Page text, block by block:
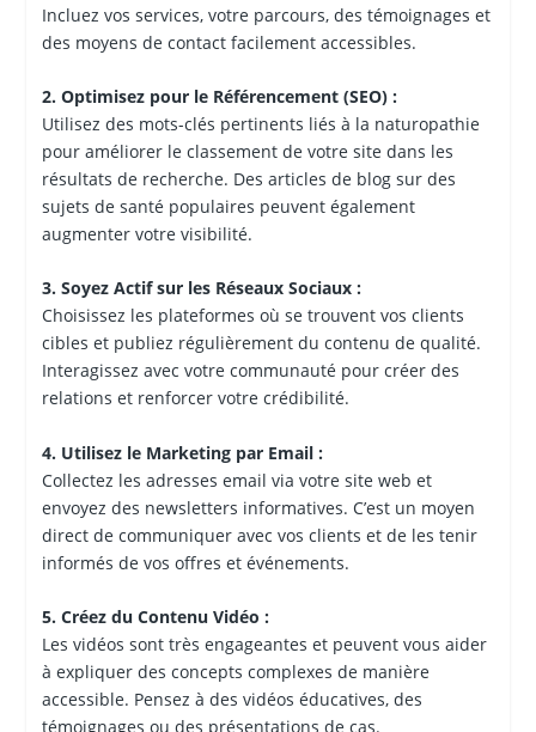
Incluez vos services, votre parcours, des témoignages et
des moyens de contact facilement accessibles.
2. Optimisez pour le Référencement (SEO) :
Utilisez des mots-clés pertinents liés à la naturopathie
pour améliorer le classement de votre site dans les
résultats de recherche. Des articles de blog sur des
sujets de santé populaires peuvent également
augmenter votre visibilité.
3. Soyez Actif sur les Réseaux Sociaux :
Choisissez les plateformes où se trouvent vos clients
cibles et publiez régulièrement du contenu de qualité.
Interagissez avec votre communauté pour créer des
relations et renforcer votre crédibilité.
4. Utilisez le Marketing par Email :
Collectez les adresses email via votre site web et
envoyez des newsletters informatives. C’est un moyen
direct de communiquer avec vos clients et de les tenir
informés de vos offres et événements.
5. Créez du Contenu Vidéo :
Les vidéos sont très engageantes et peuvent vous aider
à expliquer des concepts complexes de manière
accessible. Pensez à des vidéos éducatives, des
témoignages ou des présentations de cas.